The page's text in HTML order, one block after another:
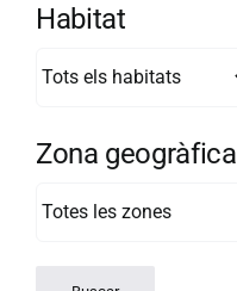
Habitat
Zona geogràfica